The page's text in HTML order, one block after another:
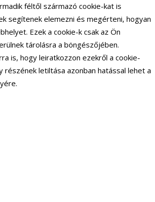
féltől származó cookie-kat is
segítenek elemezni és megérteni, hogyan
Ezek a cookie-k csak az Ön
tárolásra a böngészőjében.
is, hogy leiratkozzon ezekről a cookie-
részének letiltása azonban hatással lehet a